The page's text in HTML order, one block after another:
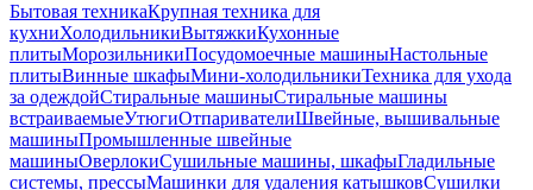
Бытовая техникаКрупная техника для
кухниХолодильникиВытяжкиКухонные
плитыМорозильникиПосудомоечные машиныНастольные
плитыВинные шкафыМини-холодильникиТехника для ухода
за одеждойСтиральные машиныСтиральные машины
встраиваемыеУтюгиОтпаривателиШвейные, вышивальные
машиныПромышленные швейные
машиныОверлокиСушильные машины, шкафыГладильные
системы, прессыМашинки для удаления катышковСушилки